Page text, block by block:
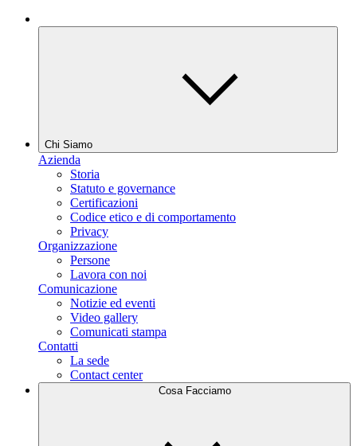
Chi Siamo
Azienda
Storia
Statuto e governance
Certificazioni
Codice etico e di comportamento
Privacy
Organizzazione
Persone
Lavora con noi
Comunicazione
Notizie ed eventi
Video gallery
Comunicati stampa
Contatti
La sede
Contact center
Cosa Facciamo